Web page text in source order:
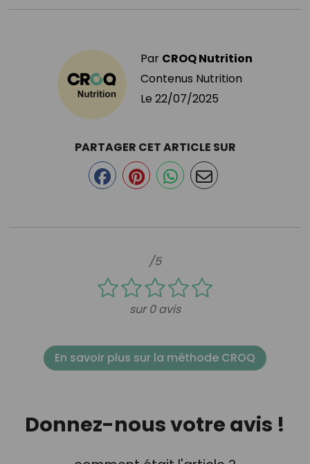
Par CROQ Nutrition
Contenus Nutrition
Le 22/07/2025
/5
sur 0 avis
PARTAGER CET ARTICLE SUR
En savoir plus sur la méthode CROQ
Donnez-nous votre avis !